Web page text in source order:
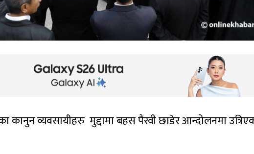
कानुन व्यवसायीहरु मुद्दामा बहस पैरवी छाडेर आन्दोलनमा